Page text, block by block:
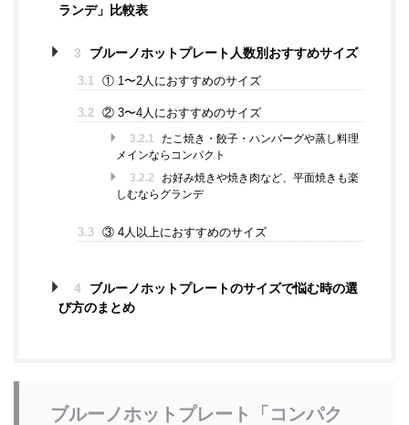
ランデ」比較表
3 ブルーノホットプレート人数別おすすめサイズ
3.1 ① 1〜2人におすすめのサイズ
3.2 ② 3〜4人におすすめのサイズ
3.2.1
たこ焼き・餃子・ハンバーグや蒸し料理
メインならコンパクト
3.2.2
お好み焼きや焼き肉など、平面焼きも楽
しむならグランデ
3.3 ③ 4人以上におすすめのサイズ
4
ブルーノホットプレートのサイズで悩む時の選
び方のまとめ
ブルーノホットプレート「コンパク